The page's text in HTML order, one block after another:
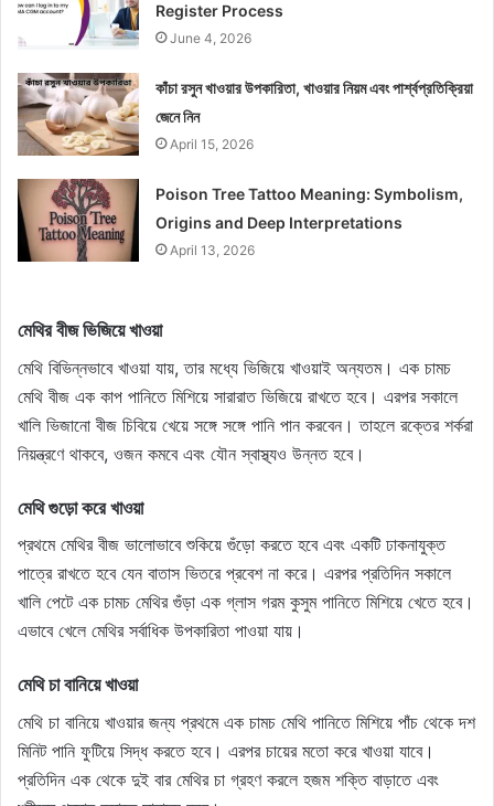
Register Process
June 4, 2026
কাঁচা রসুন খাওয়ার উপকারিতা, খাওয়ার নিয়ম এবং পার্শ্বপ্রতিক্রিয়া
জেনে নিন
April 15, 2026
Poison Tree Tattoo Meaning: Symbolism,
Origins and Deep Interpretations
April 13, 2026
মেথির বীজ ভিজিয়ে খাওয়া
মেথি বিভিন্নভাবে খাওয়া যায়, তার মধ্যে ভিজিয়ে খাওয়াই অন্যতম। এক চামচ
মেথি বীজ এক কাপ পানিতে মিশিয়ে সারারাত ভিজিয়ে রাখতে হবে। এরপর সকালে
খালি ভিজানো বীজ চিবিয়ে খেয়ে সঙ্গে সঙ্গে পানি পান করবেন। তাহলে রক্তের শর্করা
নিয়ন্ত্রণে থাকবে, ওজন কমবে এবং যৌন স্বাস্থ্যও উন্নত হবে।
মেথি গুড়ো করে খাওয়া
প্রথমে মেথির বীজ ভালোভাবে শুকিয়ে গুঁড়ো করতে হবে এবং একটি ঢাকনাযুক্ত
পাত্রে রাখতে হবে যেন বাতাস ভিতরে প্রবেশ না করে। এরপর প্রতিদিন সকালে
খালি পেটে এক চামচ মেথির গুঁড়া এক গ্লাস গরম কুসুম পানিতে মিশিয়ে খেতে হবে।
এভাবে খেলে মেথির সর্বাধিক উপকারিতা পাওয়া যায়।
মেথি চা বানিয়ে খাওয়া
মেথি চা বানিয়ে খাওয়ার জন্য প্রথমে এক চামচ মেথি পানিতে মিশিয়ে পাঁচ থেকে দশ
মিনিট পানি ফুটিয়ে সিদ্ধ করতে হবে। এরপর চায়ের মতো করে খাওয়া যাবে।
প্রতিদিন এক থেকে দুই বার মেথির চা গ্রহণ করলে হজম শক্তি বাড়াতে এবং